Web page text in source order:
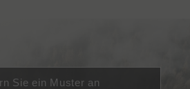
Sie ein Muster an